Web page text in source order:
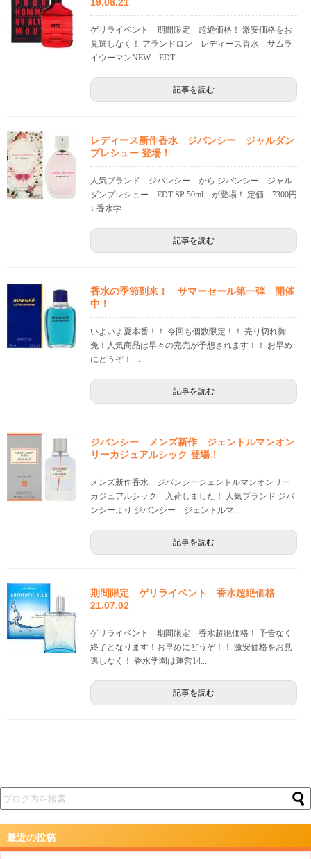
19.08.21
ゲリライベント 期間限定 超絶価格！ 激安価格をお
見逃しなく！ アランドロン レディース香水 サムラ
イウーマンNEW EDT ...
記事を読む
レディース新作香水 ジバンシー ジャルダン
プレシュー 登場！
人気ブランド ジバンシー から ジバンシー ジャル
ダンプレシュー EDT SP 50ml が登場！ 定価 7300円
↓ 香水学...
記事を読む
香水の季節到来！ サマーセール第一弾 開催
中！
いよいよ夏本番！！ 今回も個数限定！！ 売り切れ御
免！人気商品は早々の完売が予想されます！！ お早め
にどうぞ！ ...
記事を読む
ジバンシー メンズ新作 ジェントルマンオン
リーカジュアルシック 登場！
メンズ新作香水 ジバンシージェントルマンオンリー
カジュアルシック 入荷しました！ 人気ブランド ジバ
ンシーより ジバンシー ジェントルマ...
記事を読む
期間限定 ゲリライベント 香水超絶価格
21.07.02
ゲリライベント 期間限定 香水超絶価格！ 予告なく
終了となります！お早めにどうぞ！！ 激安価格をお見
逃しなく！ 香水学園は運営14...
記事を読む
最近の投稿